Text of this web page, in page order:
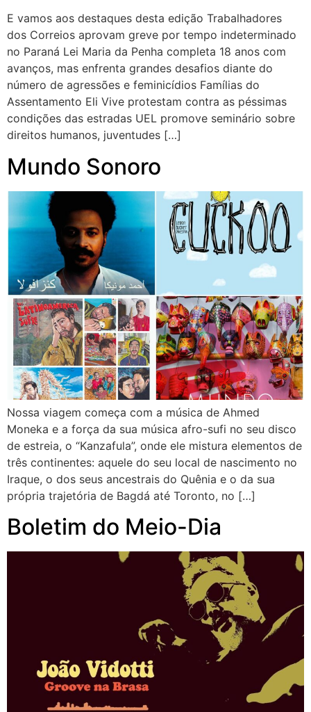
E vamos aos destaques desta edição Trabalhadores
dos Correios aprovam greve por tempo indeterminado
no Paraná Lei Maria da Penha completa 18 anos com
avanços, mas enfrenta grandes desafios diante do
número de agressões e feminicídios Famílias do
Assentamento Eli Vive protestam contra as péssimas
condições das estradas UEL promove seminário sobre
direitos humanos, juventudes […]
Mundo Sonoro
Nossa viagem começa com a música de Ahmed
Moneka e a força da sua música afro-sufi no seu disco
de estreia, o “Kanzafula”, onde ele mistura elementos de
três continentes: aquele do seu local de nascimento no
Iraque, o dos seus ancestrais do Quênia e o da sua
própria trajetória de Bagdá até Toronto, no […]
Boletim do Meio-Dia